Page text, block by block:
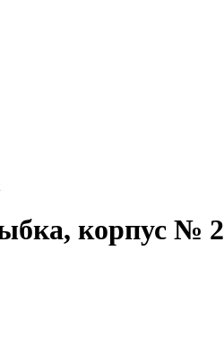
корпус № 2